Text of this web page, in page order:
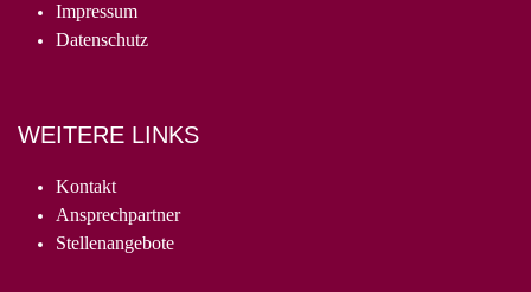
Impressum
Datenschutz
WEITERE LINKS
Kontakt
Ansprechpartner
Stellenangebote